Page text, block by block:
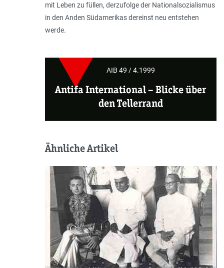
mit Leben zu füllen, derzufolge der Nationalsozialismus
in den Anden Südamerikas dereinst neu entstehen
werde.
AIB 49 / 4.1999
Antifa International–Blicke über
den Tellerrand
Ähnliche Artikel